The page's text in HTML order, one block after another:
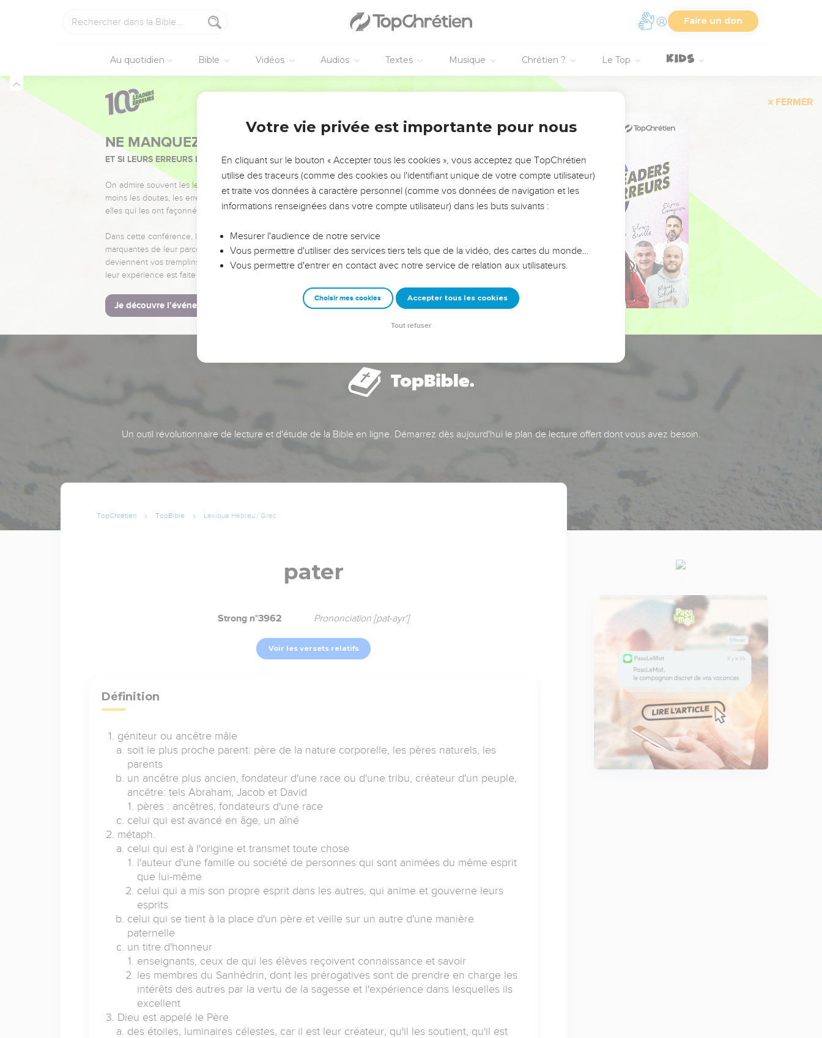
Faire un don
Au quotidien Bible Vidéos Audios Textes Musique Chrétien ? Le Top
FERMER
NE MANQUEZ PAS L’ÉVÉNEMENT DE L’ANNÉE !
ET SI LEURS ERREURS POUVAIENT VOUS ÉVITER LES VOTRES ?
On admire souvent les leaders pour leurs réussites, leur impact, leur foi ou leur vision. Mais on voit
moins les doutes, les erreurs et les saisons difficiles qu'ils ont traversés, alors même que ce sont
elles qui les ont façonnés.
Dans cette conférence, leaders, entrepreneurs, et responsables reviennent sur les erreurs
marquantes de leur parcours et les clés pour avancer avec plus de sagesse afin que leurs erreurs
deviennent vos tremplins. Que vous guidiez un ministère, une équipe, un groupe ou une famille,
leur expérience est faite pour vous.
Je découvre l’événement
Un outil révolutionnaire de lecture et d'étude de la Bible en ligne. Démarrez dès aujourd'hui le plan de lecture offert dont vous avez besoin.
TopChrétien TopBible Lexique Hébreu / Grec
pater
Strong n°3962 Prononciation [pat-ayr']
Voir les versets relatifs
Définition
géniteur ou ancêtre mâle
soit le plus proche parent: père de la nature corporelle, les pères naturels, les
parents
un ancêtre plus ancien, fondateur d'une race ou d'une tribu, créateur d'un peuple,
ancêtre: tels Abraham, Jacob et David
pères : ancêtres, fondateurs d'une race
celui qui est avancé en âge, un aîné
métaph.
celui qui est à l'origine et transmet toute chose
l'auteur d'une famille ou société de personnes qui sont animées du même esprit
que lui-même
celui qui a mis son propre esprit dans les autres, qui anime et gouverne leurs
esprits
celui qui se tient à la place d'un père et veille sur un autre d'une manière
paternelle
un titre d'honneur
enseignants, ceux de qui les élèves reçoivent connaissance et savoir
les membres du Sanhédrin, dont les prérogatives sont de prendre en charge les
intérêts des autres par la vertu de la sagesse et l'expérience dans lesquelles ils
excellent
Dieu est appelé le Père
des étoiles, luminaires célestes, car il est leur créateur, qu'il les soutient, qu'il est
Votre vie privée est importante pour nous
En cliquant sur le bouton « Accepter tous les cookies », vous acceptez que TopChrétien
utilise des traceurs (comme des cookies ou l'identifiant unique de votre compte utilisateur)
et traite vos données à caractère personnel (comme vos données de navigation et les
informations renseignées dans votre compte utilisateur) dans les buts suivants :
Mesurer l'audience de notre service
Vous permettre d'utiliser des services tiers tels que de la vidéo, des cartes du monde…
Vous permettre d'entrer en contact avec notre service de relation aux utilisateurs.
Choisir mes cookies Accepter tous les cookies
Tout refuser